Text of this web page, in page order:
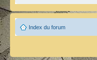
Index du forum